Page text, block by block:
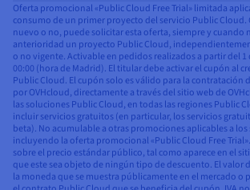
Oferta promocional «Public Cloud Free Trial» limitada
consumo de un primer proyecto del servicio Public Cloud.
nuevo o no, puede solicitar esta oferta, siempre y cuando
anterioridad un proyecto Public Cloud,
o no vigente. Activable en pedidos realizados a partir del 1
00:00 (hora de Madrid). El titular debe activar el cupón al
Public Cloud. El cupón solo es válido para la contratación
por OVHcloud, directamente a través del sitio web de
las soluciones Public Cloud, en todas las regiones Public
incluir servicios gratuitos (en particular, los servicios
beta). No acumulable a otras promociones aplicables a
incluyendo la oferta promocional «Public Cloud Free
sobre el precio estándar público, tal como aparece en el
que este sea objeto de ningún tipo de descuento. El valor
la moneda que se muestra públicamente en el mercado o